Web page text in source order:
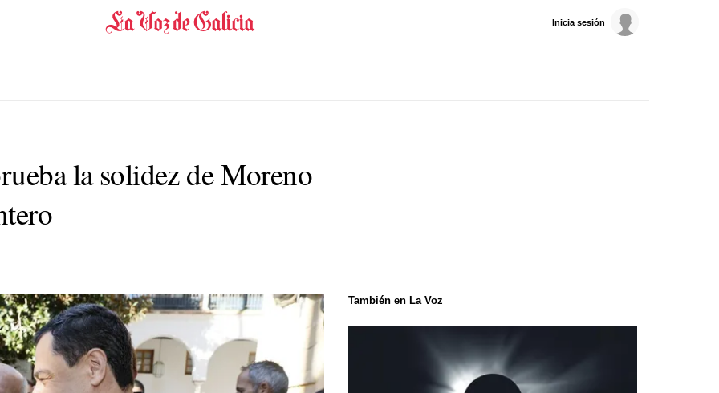
Inicia sesión
la solidez de Moreno
También en La Voz